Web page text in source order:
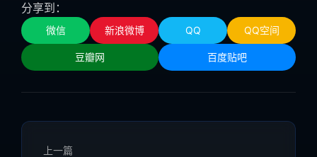
分享到：
微信 新浪微博 QQ QQ空间
豆瓣网 百度贴吧
上一篇